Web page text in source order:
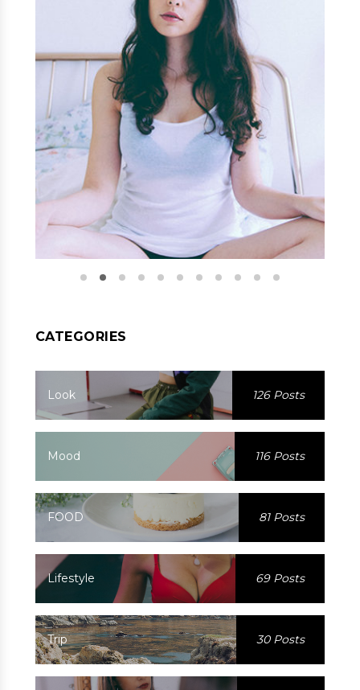
CATEGORIES
Look 126 Posts
Mood 116 Posts
FOOD 81 Posts
Lifestyle 69 Posts
Trip 30 Posts